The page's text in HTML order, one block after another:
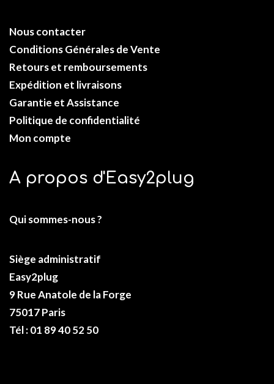
Nous contacter
Conditions Générales de Vente
Retours et remboursements
Expédition et livraisons
Garantie et Assistance
Politique de confidentialité
Mon compte
A propos d'Easy2plug
Qui sommes-nous ?
Siège administratif
Easy2plug
9 Rue Anatole de la Forge
75017 Paris
Tél : 01 89 40 52 50